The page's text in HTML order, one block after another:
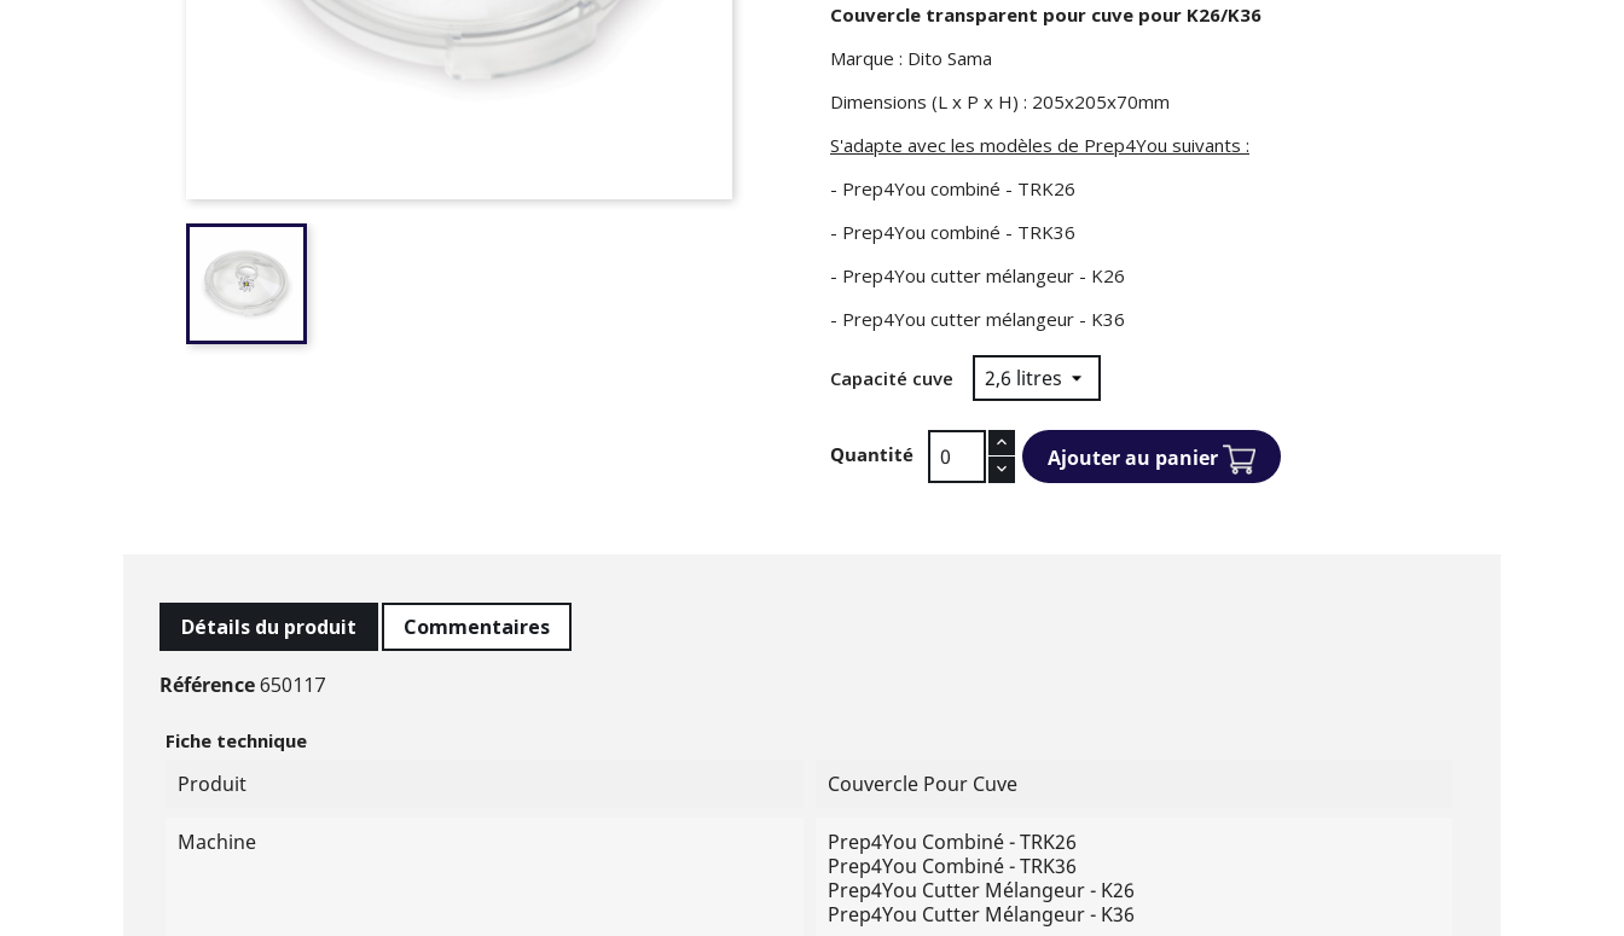
Couvercle transparent pour cuve pour K26/K36
Marque : Dito Sama
Dimensions (L x P x H) : 205x205x70mm
S'adapte avec les modèles de Prep4You suivants :
- Prep4You combiné - TRK26
- Prep4You combiné - TRK36
- Prep4You cutter mélangeur - K26
- Prep4You cutter mélangeur - K36
Capacité cuve
Quantité Ajouter au panier
Détails du produit Commentaires
Référence650117
Fiche technique
Produit Couvercle Pour Cuve
Machine
Prep4You Combiné - TRK26
Prep4You Combiné - TRK36
Prep4You Cutter Mélangeur - K26
Prep4You Cutter Mélangeur - K36